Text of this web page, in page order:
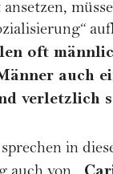
oft
auch
verletzlich
in